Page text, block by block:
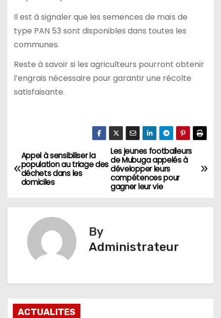
Il est à signaler que les semences de maïs de
type PAN 53 sont disponibles dans toutes les
communes.
Reste à savoir si les agriculteurs pourront obtenir
l’engrais nécessaire pour garantir une récolte
satisfaisante.
Navigation
de
Les jeunes footballeurs
de Mubuga appelés à
développer leurs
compétences pour
gagner leur vie
Appel à sensibiliser la
population au triage des
déchets dans les
domiciles
By
Administrateur
ACTUALITES